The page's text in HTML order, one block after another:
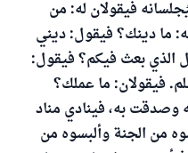
فيقولان له: من
ما دينك؟ فيقول: ديني
الذي بعث فيكم؟ فيقول:
فيقولان: ما عملك؟
وصدقت به، فينادي مناد
من الجنة وألبسوه من